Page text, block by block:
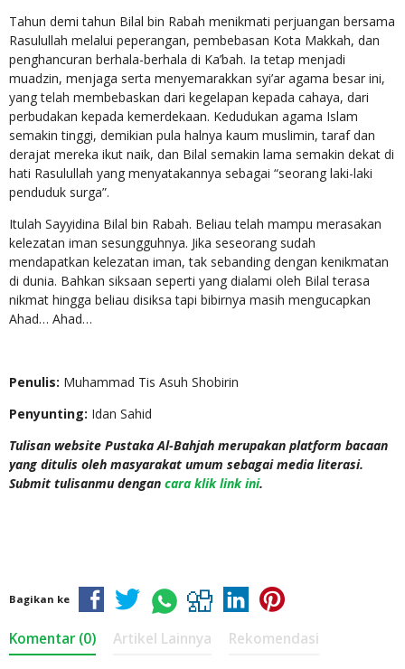
Tahun demi tahun Bilal bin Rabah menikmati perjuangan bersama
Rasulullah melalui peperangan, pembebasan Kota Makkah, dan
penghancuran berhala-berhala di Ka’bah. Ia tetap menjadi
muadzin, menjaga serta menyemarakkan syi’ar agama besar ini,
yang telah membebaskan dari kegelapan kepada cahaya, dari
perbudakan kepada kemerdekaan. Kedudukan agama Islam
semakin tinggi, demikian pula halnya kaum muslimin, taraf dan
derajat mereka ikut naik, dan Bilal semakin lama semakin dekat di
hati Rasulullah yang menyatakannya sebagai “seorang laki-laki
penduduk surga”.
Itulah Sayyidina Bilal bin Rabah. Beliau telah mampu merasakan
kelezatan iman sesungguhnya. Jika seseorang sudah
mendapatkan kelezatan iman, tak sebanding dengan kenikmatan
di dunia. Bahkan siksaan seperti yang dialami oleh Bilal terasa
nikmat hingga beliau disiksa tapi bibirnya masih mengucapkan
Ahad… Ahad…
Penulis: Muhammad Tis Asuh Shobirin
Penyunting: Idan Sahid
Tulisan website Pustaka Al-Bahjah merupakan platform bacaan
yang ditulis oleh masyarakat umum sebagai media literasi.
Submit tulisanmu dengan cara klik link ini.
Bagikan ke
Komentar (0) Artikel Lainnya Rekomendasi